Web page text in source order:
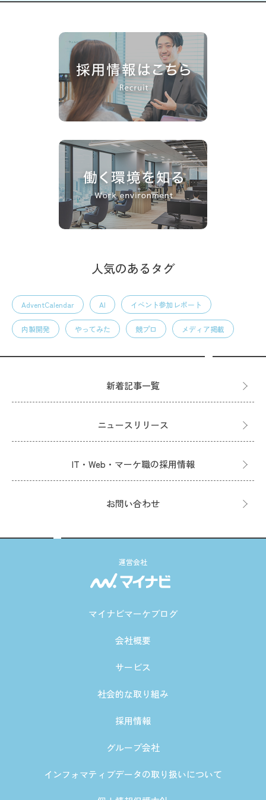
人気のあるタグ
AdventCalendar AI イベント参加レポート
内製開発 やってみた 競プロ メディア掲載
新着記事一覧
ニュースリリース
IT・Web・マーケ職の採用情報
お問い合わせ
運営会社
マイナビマーケブログ
会社概要
サービス
社会的な取り組み
採用情報
グループ会社
インフォマティブデータの取り扱いについて